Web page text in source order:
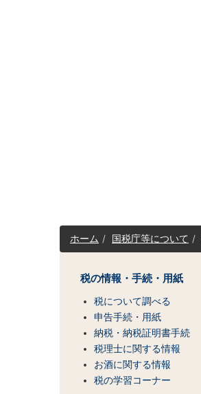
サ
イ
（コ
ホーム 国税庁等について
税の情報・手続・用紙
税について調べる
申告手続・用紙
納税・納税証明書手続
税理士に関する情報
お酒に関する情報
税の学習コーナー